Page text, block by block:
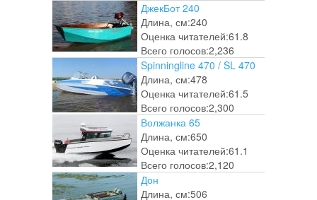
ДжекБот 240
Длина, см:240
Оценка читателей:61.8
Всего голосов:2,236
Spinningline 470 / SL 470
Длина, см:478
Оценка читателей:61.5
Всего голосов:2,300
Волжанка 65
Длина, см:650
Оценка читателей:61.1
Всего голосов:2,120
Дон
Длина, см:506